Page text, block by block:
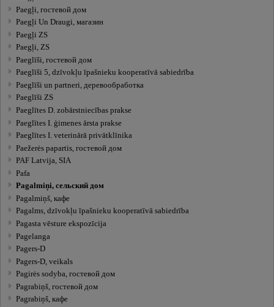
Paegļi, гостевой дом
Paegļi Un Draugi, магазин
Paegļi ZS
Paegļi, ZS
Paeglīši, гостевой дом
Paeglīši 5, dzīvokļu īpašnieku kooperatīvā sabiedrība
Paeglīši un partneri, деревообработка
Paeglīši ZS
Paeglītes D. zobārstniecības prakse
Paeglītes I. ģimenes ārsta prakse
Paeglītes I. veterinārā privātklīnika
Paežerės papartis, гостевой дом
PAF Latvija, SIA
Pafa
Pagalmiņi, сельский дом
Pagalmiņš, кафе
Pagalms, dzīvokļu īpašnieku kooperatīvā sabiedrība
Pagasta vēsture ekspozīcija
Pagelanga
Pagers-D
Pagers-D, veikals
Pagirės sodyba, гостевой дом
Pagrabiņš, гостевой дом
Pagrabiņš, кафе